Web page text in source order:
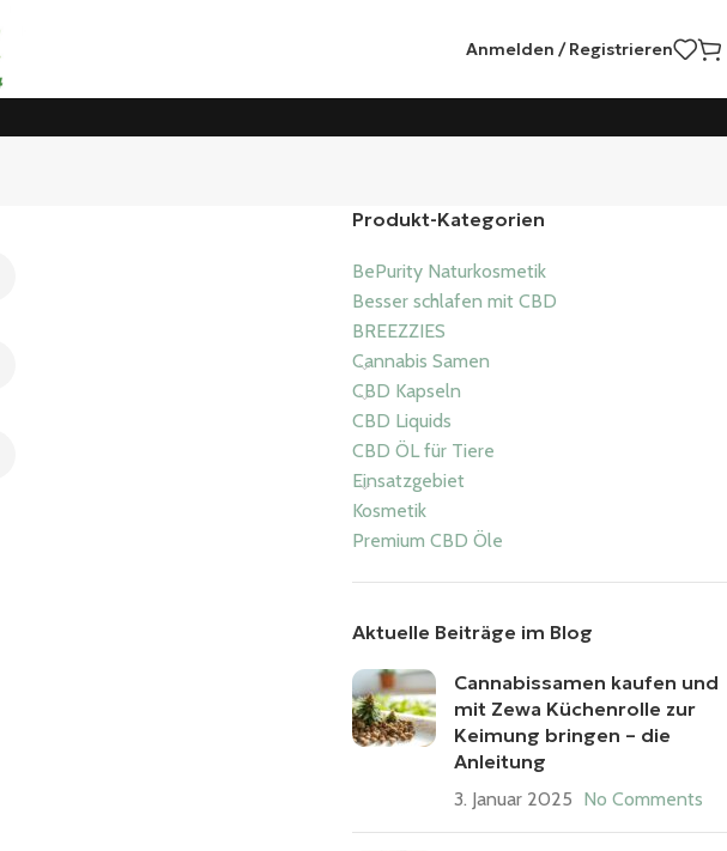
Anmelden / Registrieren
Produkt-Kategorien
BePurity Naturkosmetik
Besser schlafen mit CBD
BREEZZIES
Cannabis Samen
CBD Kapseln
CBD Liquids
CBD ÖL für Tiere
Einsatzgebiet
Kosmetik
Premium CBD Öle
Aktuelle Beiträge im Blog
Cannabissamen kaufen und
mit Zewa Küchenrolle zur
Keimung bringen – die
Anleitung
3. Januar 2025 No Comments